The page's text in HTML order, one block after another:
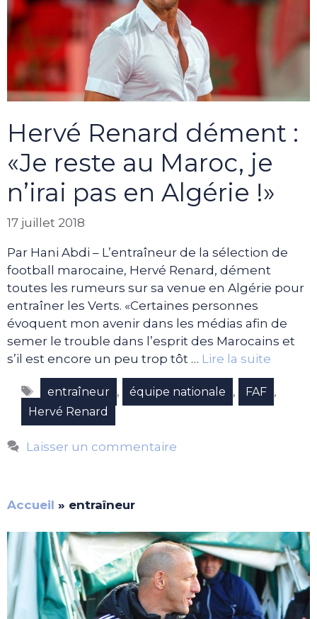
Hervé Renard dément :
«Je reste au Maroc, je
n’irai pas en Algérie !»
17 juillet 2018
Par Hani Abdi – L’entraîneur de la sélection de
football marocaine, Hervé Renard, dément
toutes les rumeurs sur sa venue en Algérie pour
entraîner les Verts. «Certaines personnes
évoquent mon avenir dans les médias afin de
semer le trouble dans l’esprit des Marocains et
s’il est encore un peu trop tôt … Lire la suite
Étiquettes
entraîneur , équipe nationale , FAF ,
Hervé Renard
Laisser un commentaire
Accueil » entraîneur